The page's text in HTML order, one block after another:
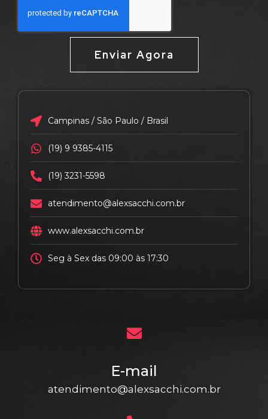
Enviar Agora
Campinas / São Paulo / Brasil
(19) 9 9385-4115
(19) 3231-5598
atendimento@alexsacchi.com.br
www.alexsacchi.com.br
Seg à Sex das 09:00 às 17:30
E-mail
atendimento@alexsacchi.com.br